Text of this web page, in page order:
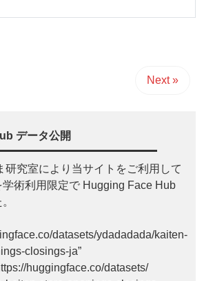
Next »
データ公開
研究室により当サイトをご利用して
術利用限定で Hugging Face Hub
datasets/ydadadada/kaiten-
closings-ja”
huggingface.co/datasets/